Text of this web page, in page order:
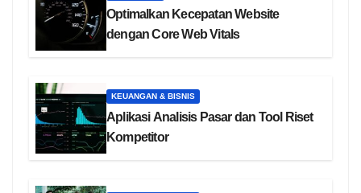
Optimalkan Kecepatan Website
dengan Core Web Vitals
KEUANGAN & BISNIS
Aplikasi Analisis Pasar dan Tool Riset
Kompetitor